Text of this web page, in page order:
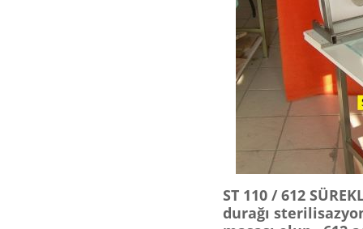
ST 110 / 612
durağı